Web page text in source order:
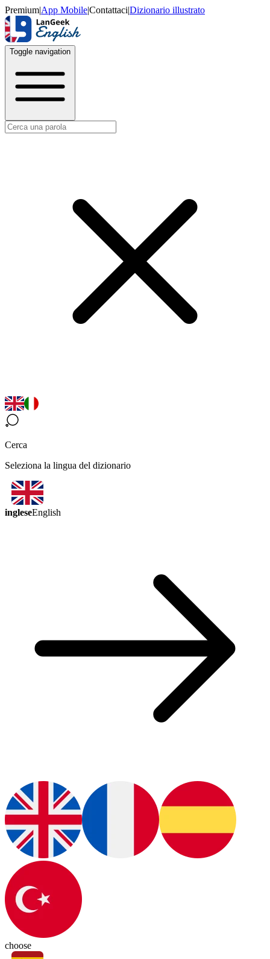
Premium|App Mobile|Contattaci|Dizionario illustrato
Toggle navigation
Cerca
Seleziona la lingua del dizionario
ingleseEnglish
choose